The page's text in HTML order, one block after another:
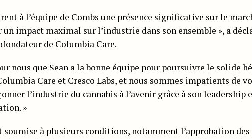
à l’équipe de Combs une présence significative sur le
un impact maximal sur l’industrie dans son ensemble », a
de Columbia Care.
nous que Sean a la bonne équipe pour poursuivre le solide
Care et Cresco Labs, et nous sommes impatients de
l’industrie du cannabis à l’avenir grâce à son leadership
»
soumise à plusieurs conditions, notamment l’approbation